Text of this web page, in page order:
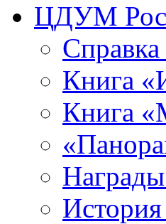
ЦДУМ
Книга
Книга